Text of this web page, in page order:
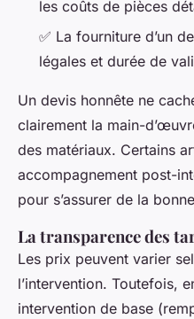
les coûts de pièces
✅ La fourniture d’un
légales et durée de
Un devis honnête ne
clairement la main-
des matériaux. Certains
accompagnement post-
pour s’assurer de la
La transparence des
Les prix peuvent varier
l’intervention. Toutefois,
intervention de base